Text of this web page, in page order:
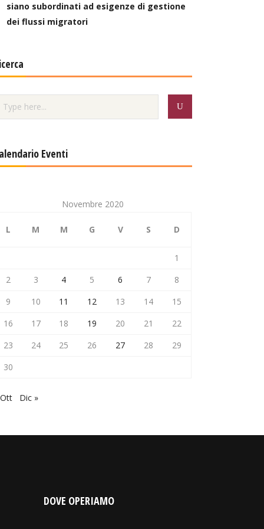
siano subordinati ad esigenze di gestione
dei flussi migratori
Eventi
Novembre 2020
L M M G V S D
1
2
3 4 5 6 7
8
9
10 11 12 13 14
15
16
17 18 19 20 21
22
23
24 25 26 27 28
29
30
Dic »
DOVE OPERIAMO